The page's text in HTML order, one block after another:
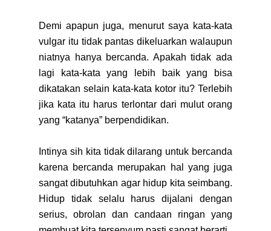
Demi apapun juga, menurut saya kata-kata
vulgar itu tidak pantas dikeluarkan walaupun
niatnya hanya bercanda. Apakah tidak ada
lagi kata-kata yang lebih baik yang bisa
dikatakan selain kata-kata kotor itu? Terlebih
jika kata itu harus terlontar dari mulut orang
yang “katanya” berpendidikan.
Intinya sih kita tidak dilarang untuk bercanda
karena bercanda merupakan hal yang juga
sangat dibutuhkan agar hidup kita seimbang.
Hidup tidak selalu harus dijalani dengan
serius, obrolan dan candaan ringan yang